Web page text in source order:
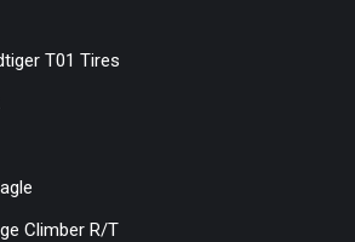
T01 Tires
Climber R/T